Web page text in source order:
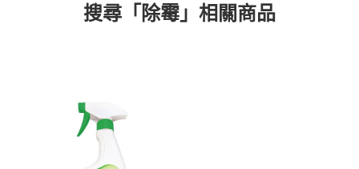
搜尋「除霉」相關商品